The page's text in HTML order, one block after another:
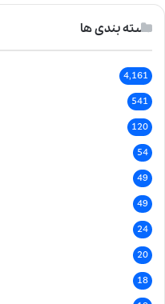
دسته بندی ها
4,161
541
120
54
49
49
24
20
18